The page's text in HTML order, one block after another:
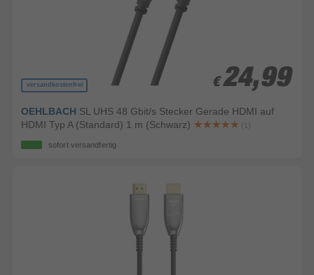
versandkostenfrei € 24,99
€ 24,99
OEHLBACH SL UHS 48 Gbit/s Stecker Gerade HDMI auf
HDMI Typ A (Standard) 1 m (Schwarz)
(1)
sofort versandfertig